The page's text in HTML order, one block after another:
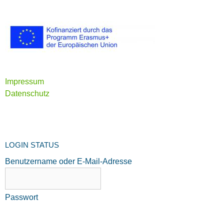
Impressum
Datenschutz
LOGIN STATUS
Benutzername oder E-Mail-Adresse
Passwort